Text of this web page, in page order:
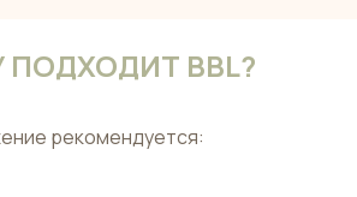
BBL?
рекомендуется: